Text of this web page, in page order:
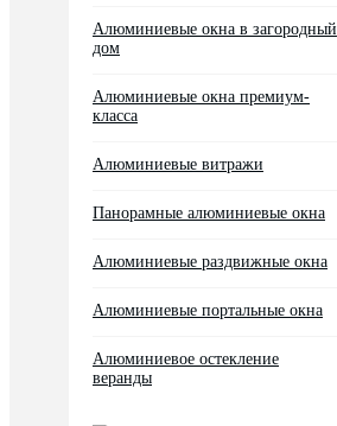
Алюминиевые окна в загородный
дом
Алюминиевые окна премиум-
класса
Алюминиевые витражи
Панорамные алюминиевые окна
Алюминиевые раздвижные окна
Алюминиевые портальные окна
Алюминиевое остекление
веранды